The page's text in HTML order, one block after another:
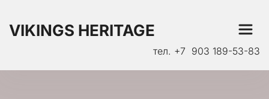
VIKINGS HERITAGE
тел. +7  903 189-53-83